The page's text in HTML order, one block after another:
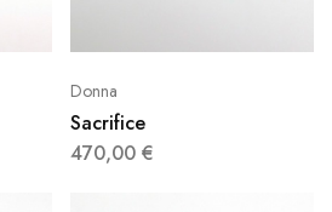
Donna
Sacrifice
470,00 €